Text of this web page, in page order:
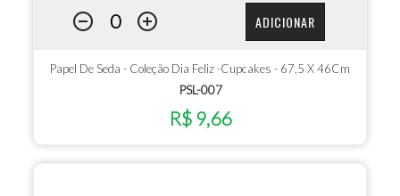
ADICIONAR
Papel De Seda - Coleção Dia Feliz -Cupcakes - 67,5 X 46Cm
PSL-007
R$ 9,66